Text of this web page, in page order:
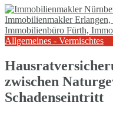
Allgemeines - Vermischtes
zwischen
Schadenseintritt